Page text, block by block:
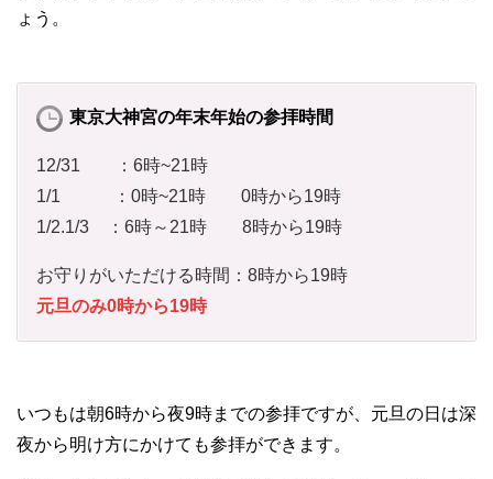
ょう。
東京大神宮の年末年始の参拝時間
12/31 ：6時~21時
1/1 ：0時~21時 0時から19時
1/2.1/3 ：6時～21時 8時から19時
お守りがいただける時間：8時から19時
元旦のみ0時から19時
いつもは朝6時から夜9時までの参拝ですが、元旦の日は深
夜から明け方にかけても参拝ができます。